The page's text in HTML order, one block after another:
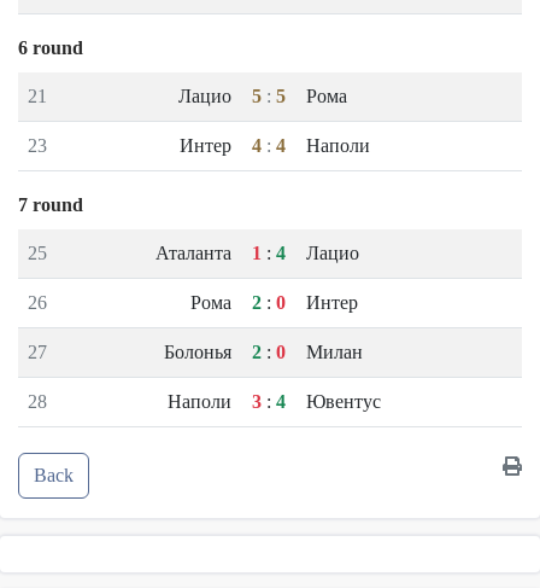
6 round
21 Лацио 5 : 5 Рома
23 Интер 4 : 4 Наполи
7 round
25 Аталанта 1 : 4 Лацио
26 Рома 2 : 0 Интер
27 Болонья 2 : 0 Милан
28 Наполи 3 : 4 Ювентус
Back